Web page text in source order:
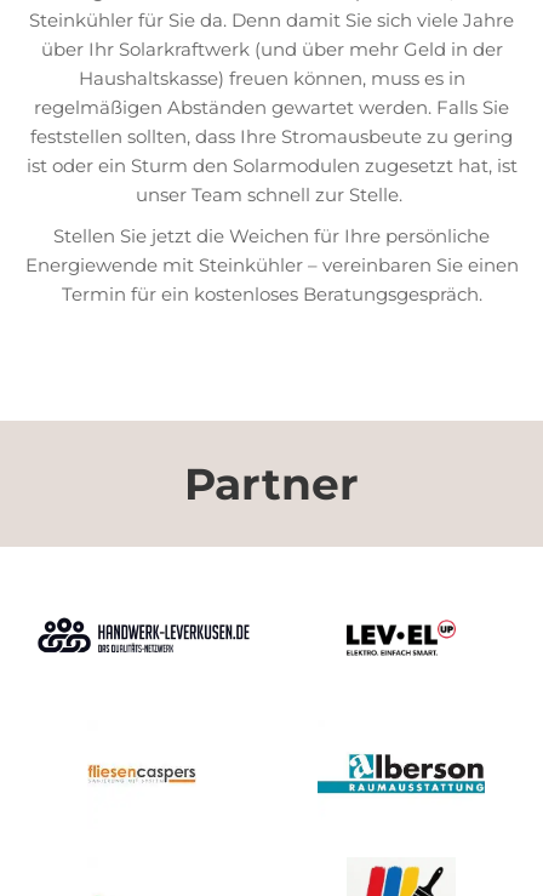
Steinkühler für Sie da. Denn damit Sie sich viele Jahre
über Ihr Solarkraftwerk (und über mehr Geld in der
Haushaltskasse) freuen können, muss es in
regelmäßigen Abständen gewartet werden. Falls Sie
feststellen sollten, dass Ihre Stromausbeute zu gering
ist oder ein Sturm den Solarmodulen zugesetzt hat, ist
unser Team schnell zur Stelle.
Stellen Sie jetzt die Weichen für Ihre persönliche
Energiewende mit Steinkühler – vereinbaren Sie einen
Termin für ein kostenloses Beratungsgespräch.
Partner